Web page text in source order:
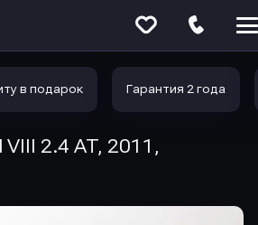
в подарок Гарантия 2 года
2.4 AT, 2011,